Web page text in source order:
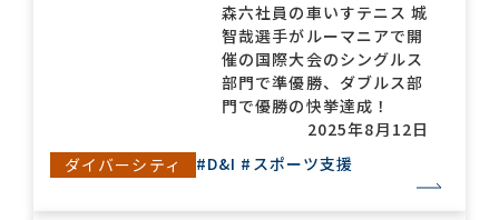
森六社員の車いすテニス 城
智哉選手がルーマニアで開
催の国際大会のシングルス
部門で準優勝、ダブルス部
門で優勝の快挙達成！
2025年8月12日
ダイバーシティ
#D&I #スポーツ支援